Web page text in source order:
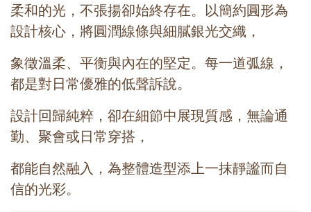
柔和的光，不張揚卻始終存在。 以簡約圓形為
設計核心，將圓潤線條與細膩銀光交織，
象徵溫柔、平衡與內在的堅定。每一道弧線，
都是對日常優雅的低聲訴說。
設計回歸純粹，卻在細節中展現質感，無論通
勤、聚會或日常穿搭，
都能自然融入，為整體造型添上一抹靜謐而自
信的光彩。